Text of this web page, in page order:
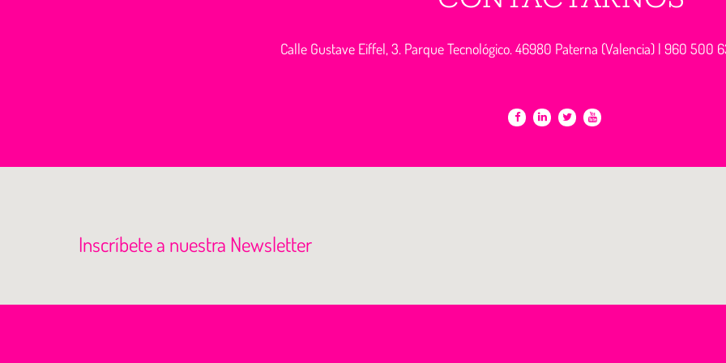
Calle Gustave Eiffel, 3. Parque Tecnológico. 46980 Paterna (Valencia) | 960 500
Inscríbete a nuestra Newsletter